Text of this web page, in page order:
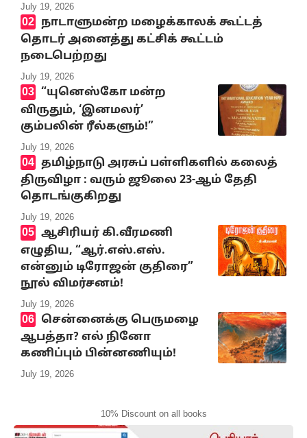
July 19, 2026
நாடாளுமன்ற மழைக்காலக் கூட்டத்
தொடர் அனைத்து கட்சிக் கூட்டம்
நடைபெற்றது
July 19, 2026
“யுனெஸ்கோ மன்ற
விருதும், ‘இனமலர்’
கும்பலின் ரீல்களும்!”
July 19, 2026
தமிழ்நாடு அரசுப் பள்ளிகளில் கலைத்
திருவிழா : வரும் ஜூலை 23-ஆம் தேதி
தொடங்குகிறது
July 19, 2026
ஆசிரியர் கி.வீரமணி
எழுதிய, “ஆர்.எஸ்.எஸ்.
என்னும் டிரோஜன் குதிரை”
நூல் விமர்சனம்!
July 19, 2026
சென்னைக்கு பெருமழை
ஆபத்தா? எல் நினோ
கணிப்பும் பின்னணியும்!
July 19, 2026
10% Discount on all books